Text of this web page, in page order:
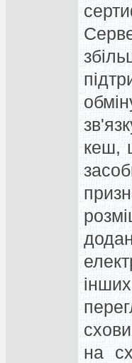
кеш,
на